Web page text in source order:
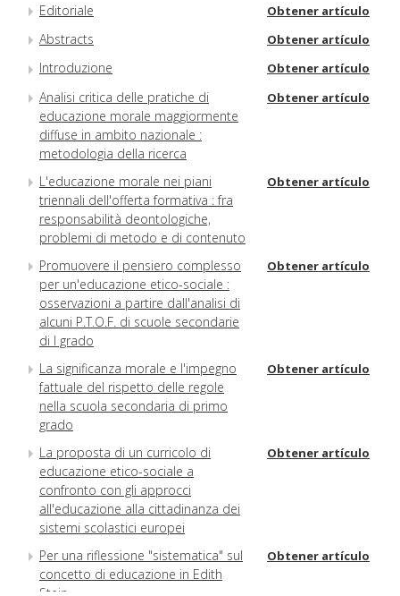
Editoriale Obtener artículo
Abstracts Obtener artículo
Introduzione Obtener artículo
Analisi critica delle pratiche di
educazione morale maggiormente
diffuse in ambito nazionale :
metodologia della ricerca
Obtener artículo
L'educazione morale nei piani
triennali dell'offerta formativa : fra
responsabilità deontologiche,
problemi di metodo e di contenuto
Obtener artículo
Promuovere il pensiero complesso
per un'educazione etico-sociale :
osservazioni a partire dall'analisi di
alcuni P.T.O.F. di scuole secondarie
di I grado
Obtener artículo
La significanza morale e l'impegno
fattuale del rispetto delle regole
nella scuola secondaria di primo
grado
Obtener artículo
La proposta di un curricolo di
educazione etico-sociale a
confronto con gli approcci
all'educazione alla cittadinanza dei
sistemi scolastici europei
Obtener artículo
Per una riflessione "sistematica" sul
concetto di educazione in Edith
Stein
Obtener artículo